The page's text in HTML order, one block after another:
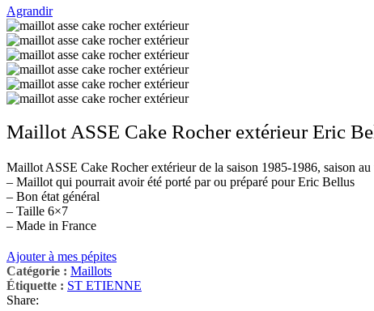
Agrandir
Maillot ASSE Cake Rocher extérieur Eric
Maillot ASSE Cake Rocher extérieur de la saison 1985-1986, saison
– Maillot qui pourrait avoir été porté par ou préparé pour Eric Bellus
– Bon état général
– Taille 6×7
– Made in France
Ajouter à mes pépites
Catégorie : Maillots
Étiquette : ST ETIENNE
Share: